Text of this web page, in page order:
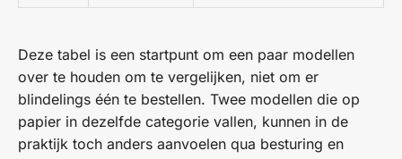
Deze tabel is een startpunt om een paar modellen
over te houden om te vergelijken, niet om er
blindelings één te bestellen. Twee modellen die op
papier in dezelfde categorie vallen, kunnen in de
praktijk toch anders aanvoelen qua besturing en